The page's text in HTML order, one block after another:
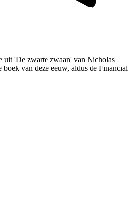
uit 'De zwarte zwaan' van Nicholas
boek van deze eeuw, aldus de Financial